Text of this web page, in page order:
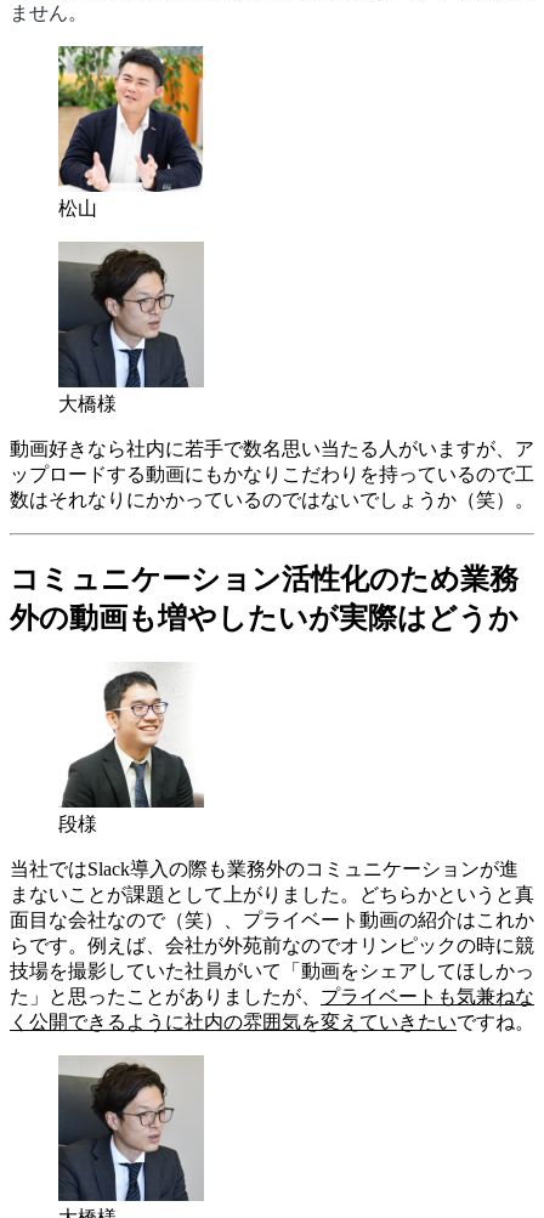
ません。
松山
大橋様
動画好きなら社内に若手で数名思い当たる人がいますが、ア
ップロードする動画にもかなりこだわりを持っているので工
数はそれなりにかかっているのではないでしょうか（笑）。
コミュニケーション活性化のため業務
外の動画も増やしたいが実際はどうか
段様
当社ではSlack導入の際も業務外のコミュニケーションが進
まないことが課題として上がりました。どちらかというと真
面目な会社なので（笑）、プライベート動画の紹介はこれか
らです。例えば、会社が外苑前なのでオリンピックの時に競
技場を撮影していた社員がいて「動画をシェアしてほしかっ
た」と思ったことがありましたが、 プライベートも気兼ねな
く公開できるように社内の雰囲気を変えていきたいですね。